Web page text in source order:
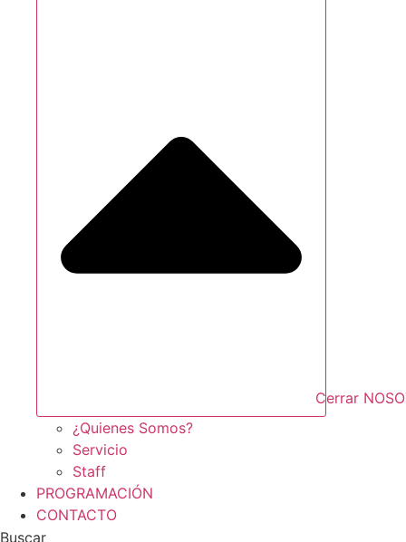
Cerrar
¿Quienes Somos?
Servicio
Staff
PROGRAMACIÓN
CONTACTO
Buscar